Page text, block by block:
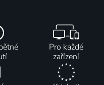
Pro každé
zařízení